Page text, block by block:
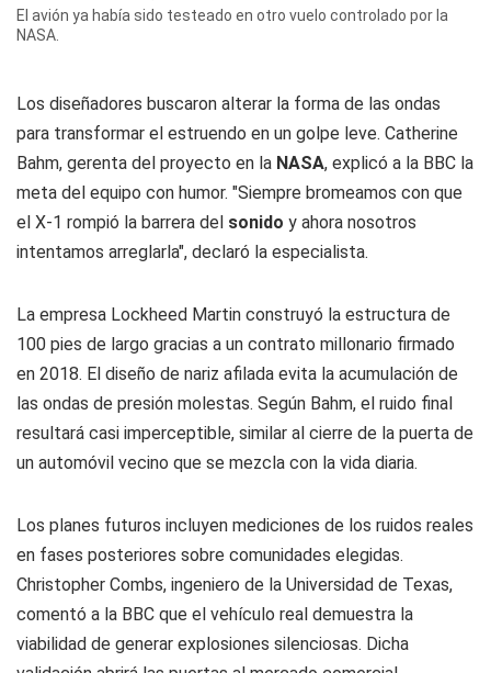
El avión ya había sido testeado en otro vuelo controlado por la
NASA.
Los diseñadores buscaron alterar la forma de las ondas
para transformar el estruendo en un golpe leve. Catherine
Bahm, gerenta del proyecto en la NASA, explicó a la BBC la
meta del equipo con humor. "Siempre bromeamos con que
el X-1 rompió la barrera del sonido y ahora nosotros
intentamos arreglarla", declaró la especialista.
La empresa Lockheed Martin construyó la estructura de
100 pies de largo gracias a un contrato millonario firmado
en 2018. El diseño de nariz afilada evita la acumulación de
las ondas de presión molestas. Según Bahm, el ruido final
resultará casi imperceptible, similar al cierre de la puerta de
un automóvil vecino que se mezcla con la vida diaria.
Los planes futuros incluyen mediciones de los ruidos reales
en fases posteriores sobre comunidades elegidas.
Christopher Combs, ingeniero de la Universidad de Texas,
comentó a la BBC que el vehículo real demuestra la
viabilidad de generar explosiones silenciosas. Dicha